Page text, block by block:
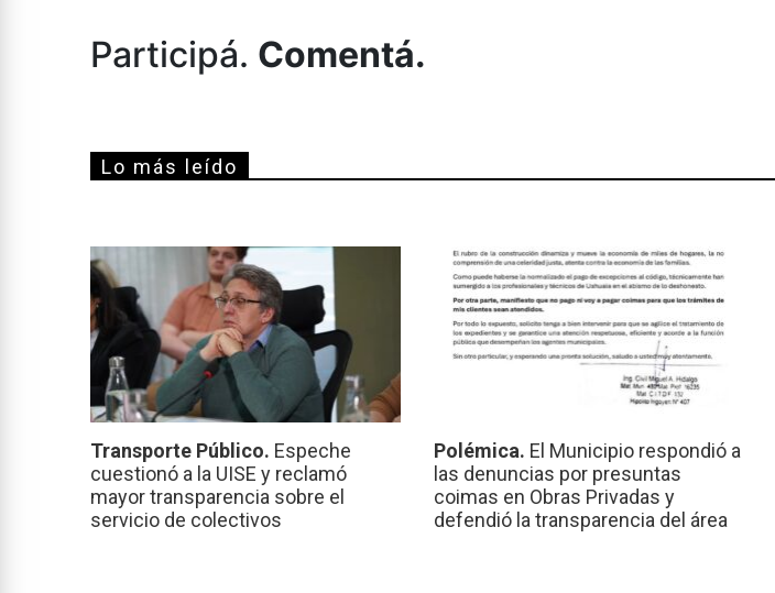
Participá. Comentá.
Lo más leído
Transporte Público. Espeche
cuestionó a la UISE y reclamó
mayor transparencia sobre el
servicio de colectivos
Polémica. El Municipio respondió a
las denuncias por presuntas
coimas en Obras Privadas y
defendió la transparencia del área